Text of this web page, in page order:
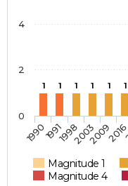
1 1 1 1 1 1
Magnitude 1
Magnitude 4
19901991199820032009
0
2
4